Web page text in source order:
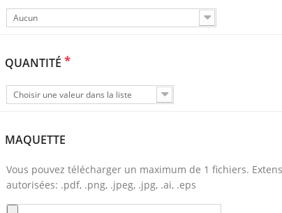
Aucun
QUANTITÉ *
Choisir une valeur dans la liste
MAQUETTE
Vous pouvez télécharger un maximum de 1 fichiers.
autorisées: .pdf, .png, .jpeg, .jpg, .ai, .eps